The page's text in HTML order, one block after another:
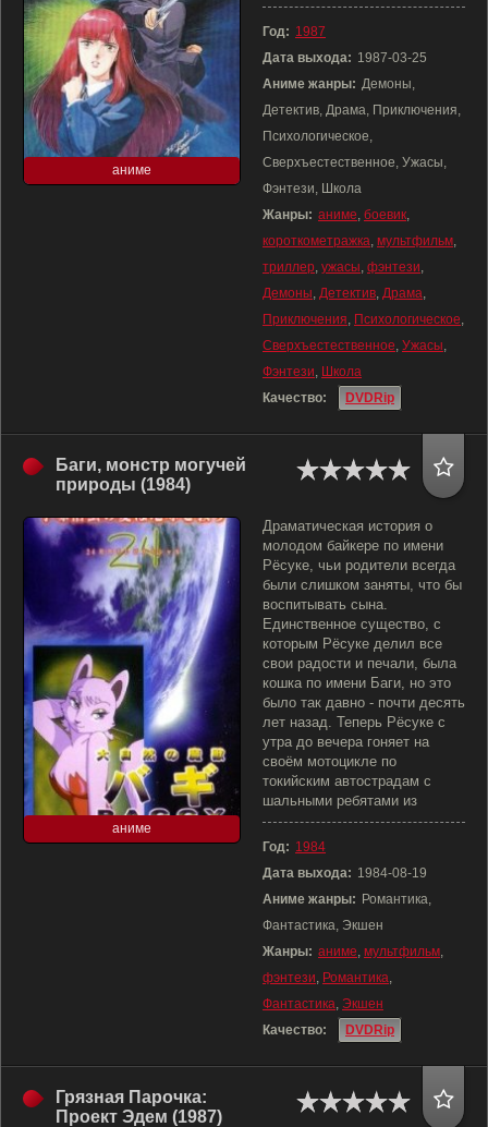
аниме
Год: 1987
Дата выхода: 1987-03-25
Аниме жанры: Демоны,
Детектив, Драма, Приключения,
Психологическое,
Сверхъестественное, Ужасы,
Фэнтези, Школа
Жанры: аниме, боевик,
короткометражка, мультфильм,
триллер, ужасы, фэнтези,
Демоны, Детектив, Драма,
Приключения, Психологическое,
Сверхъестественное, Ужасы,
Фэнтези, Школа
Качество:
DVDRip
Баги, монстр могучей
природы (1984)
аниме
Драматическая история о
молодом байкере по имени
Рёсуке, чьи родители всегда
были слишком заняты, что бы
воспитывать сына.
Единственное существо, с
которым Рёсуке делил все
свои радости и печали, была
кошка по имени Баги, но это
было так давно - почти десять
лет назад. Теперь Рёсуке с
утра до вечера гоняет на
своём мотоцикле по
токийским автострадам с
шальными ребятами из
Год: 1984
Дата выхода: 1984-08-19
Аниме жанры: Романтика,
Фантастика, Экшен
Жанры: аниме, мультфильм,
фэнтези, Романтика,
Фантастика, Экшен
Качество:
DVDRip
Грязная Парочка:
Проект Эдем (1987)